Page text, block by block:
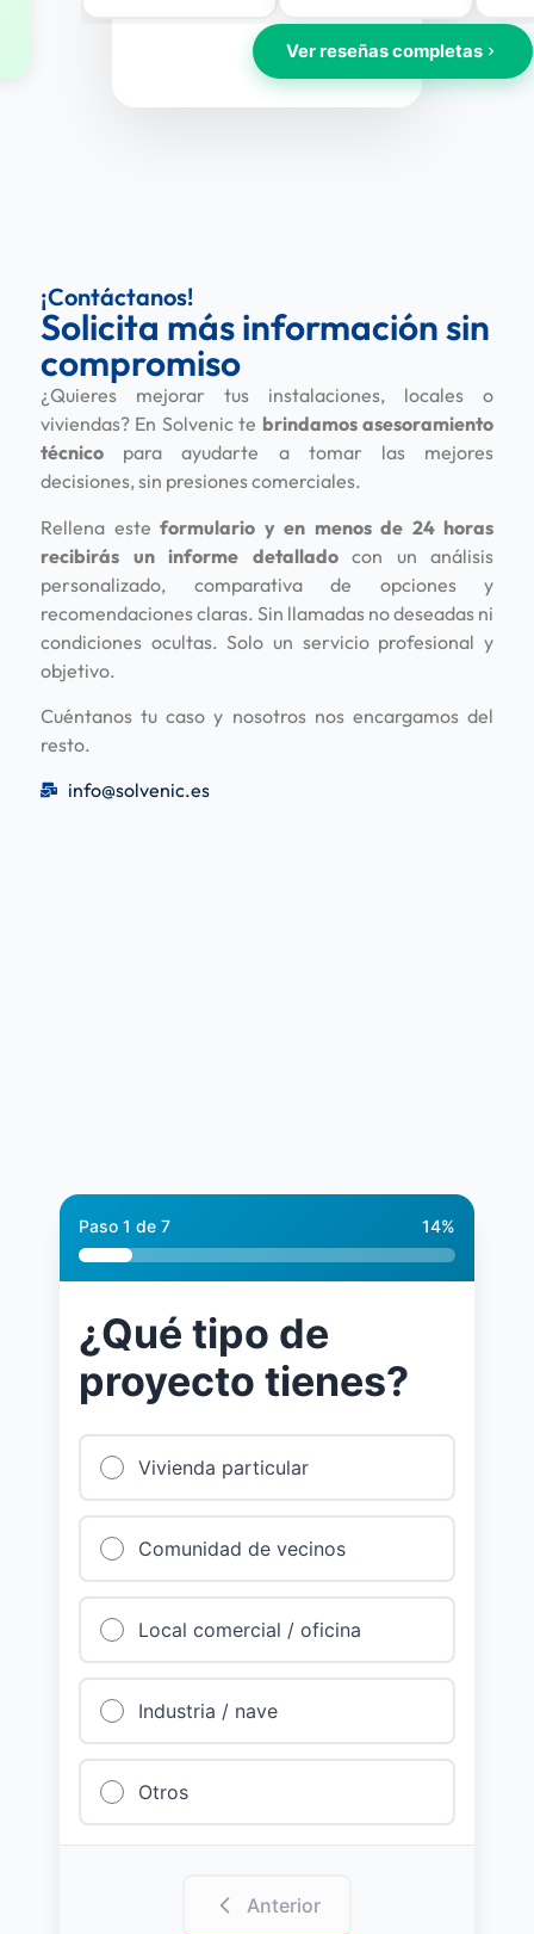
¡Contáctanos!
Solicita más información sin
compromiso
¿Quieres mejorar tus instalaciones, locales o
viviendas? En Solvenic te brindamos asesoramiento
técnico para ayudarte a tomar las mejores
decisiones, sin presiones comerciales.
Rellena este formulario y en menos de 24 horas
recibirás un informe detalladocon un análisis
personalizado, comparativa de opciones y
recomendaciones claras. Sin llamadas no deseadas ni
condiciones ocultas. Solo un servicio profesional y
objetivo.
Cuéntanos tu caso y nosotros nos encargamos del
resto.
info@solvenic.es
Paso 1 de 7 14%
¿Qué tipo de
proyecto tienes?
Vivienda particular
Comunidad de vecinos
Local comercial / oficina
Industria / nave
Otros
Anterior